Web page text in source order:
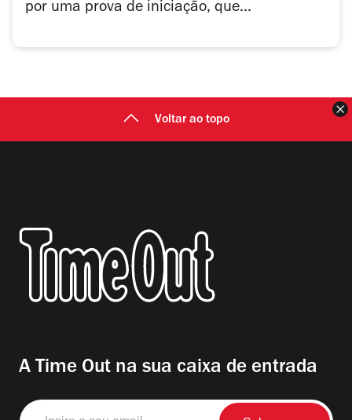
por uma prova de iniciação, que...
Voltar ao topo
A Time Out na sua caixa de entrada
Insira